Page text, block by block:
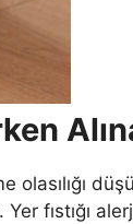
olasılığı
fıstığı